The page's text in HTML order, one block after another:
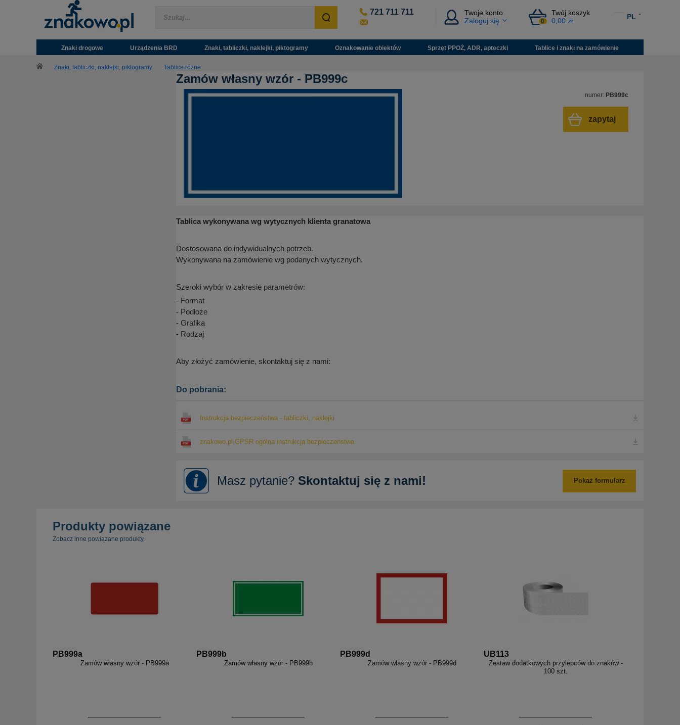
721 711 711
Twoje konto
Zaloguj się
Twój koszyk
0 0,00 zł
PL
Znaki drogowe Urządzenia BRD Znaki, tabliczki, naklejki, piktogramy Oznakowanie obiektów Sprzęt PPOŻ, ADR, apteczki Tablice i znaki na zamówienie
Znaki, tabliczki, naklejki, piktogramy Tablice różne
Zamów własny wzór - PB999c
numer: PB999c
zapytaj
Tablica wykonywana wg wytycznych klientagranatowa
Dostosowana do indywidualnych potrzeb.
Wykonywana na zamówienie wg podanych wytycznych.
Szeroki wybór w zakresie parametrów:
- Format
- Podłoże
- Grafika
- Rodzaj
Aby złożyć zamówienie, skontaktuj się z nami:
Do pobrania:
Instrukcja bezpieczeństwa - tabliczki, naklejki
znakowo.pl GPSR ogólna instrukcja bezpieczeństwa
Masz pytanie? Skontaktuj się z nami! Pokaż formularz
Produkty powiązane
Zobacz inne powiązane produkty.
PB999a
Zamów własny wzór - PB999a
PB999b
Zamów własny wzór - PB999b
PB999d
Zamów własny wzór - PB999d
UB113
Zestaw dodatkowych przylepców do znaków -
100 szt.